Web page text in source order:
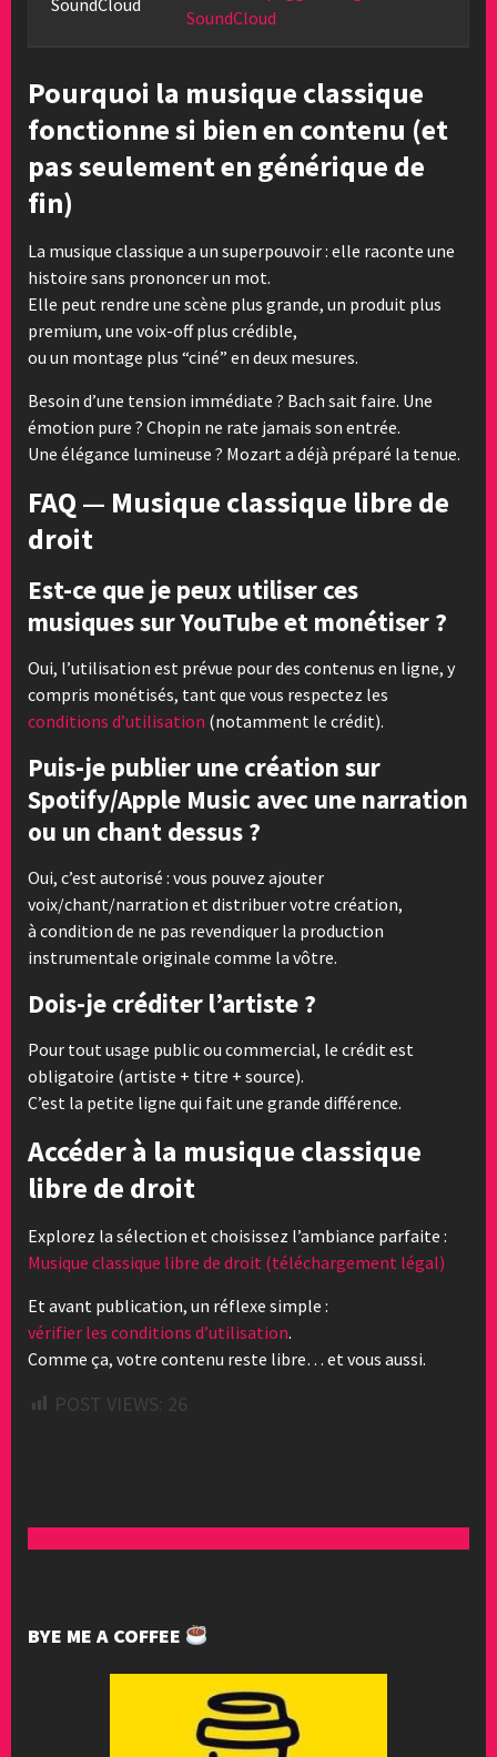
SoundCloud
Pourquoi la musique classique
fonctionne si bien en contenu (et
pas seulement en générique de
fin)
La musique classique a un superpouvoir : elle raconte une
histoire sans prononcer un mot.
Elle peut rendre une scène plus grande, un produit plus
premium, une voix-off plus crédible,
ou un montage plus “ciné” en deux mesures.
Besoin d’une tension immédiate ? Bach sait faire. Une
émotion pure ? Chopin ne rate jamais son entrée.
Une élégance lumineuse ? Mozart a déjà préparé la tenue.
FAQ — Musique classique libre de
droit
Est-ce que je peux utiliser ces
musiques sur YouTube et monétiser ?
Oui, l’utilisation est prévue pour des contenus en ligne, y
compris monétisés, tant que vous respectez les
conditions d’utilisation (notamment le crédit).
Puis-je publier une création sur
Spotify/Apple Music avec une narration
ou un chant dessus ?
Oui, c’est autorisé : vous pouvez ajouter
voix/chant/narration et distribuer votre création,
à condition de ne pas revendiquer la production
instrumentale originale comme la vôtre.
Dois-je créditer l’artiste ?
Pour tout usage public ou commercial, le crédit est
obligatoire (artiste + titre + source).
C’est la petite ligne qui fait une grande différence.
Accéder à la musique classique
libre de droit
Explorez la sélection et choisissez l’ambiance parfaite :
Musique classique libre de droit (téléchargement légal)
Et avant publication, un réflexe simple :
vérifier les conditions d’utilisation.
Comme ça, votre contenu reste libre… et vous aussi.
POST VIEWS: 26
BYE ME A COFFEE